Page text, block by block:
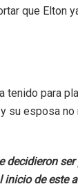
que Elton
para
su esposa
inicio de este